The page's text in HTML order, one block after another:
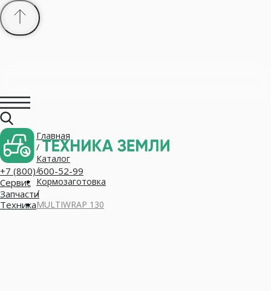
+7 (800) 600-52-99
Сервис
Запчасти
Техника
Главная
/
Каталог
/
Кормозаготовка
/
MULTIWRAP 130